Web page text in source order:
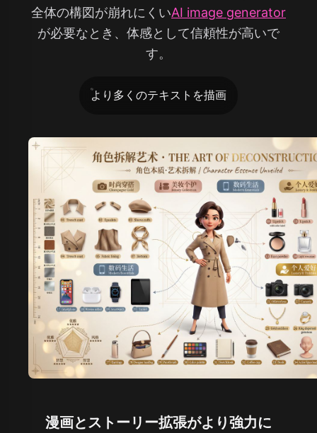
全体の構図が崩れにくいAI image generator
が必要なとき、体感として信頼性が高いで
す。
より多くのテキストを描画
漫画とストーリー拡張がより強力に